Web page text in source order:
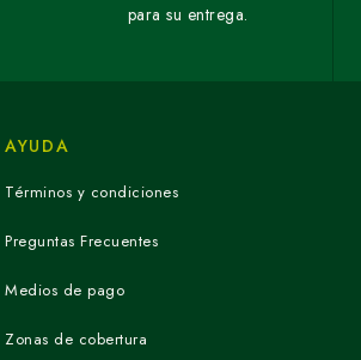
para su entrega.
AYUDA
Términos y condiciones
Preguntas Frecuentes
Medios de pago
Zonas de cobertura